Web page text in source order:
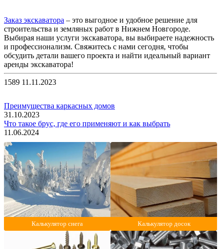
Заказ экскаватора – это выгодное и удобное решение для
строительства и земляных работ в Нижнем Новгороде.
Выбирая наши услуги экскаватора, вы выбираете надежность
и профессионализм. Свяжитесь с нами сегодня, чтобы
обсудить детали вашего проекта и найти идеальный вариант
аренды экскаватора!
1589 11.11.2023
Преимущества каркасных домов
31.10.2023
Что такое брус, где его применяют и как выбрать
11.06.2024
Калькулятор снега Калькулятор досок